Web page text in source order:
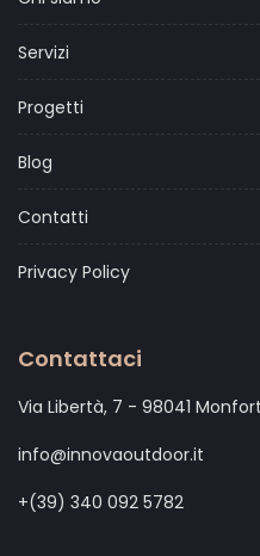
Servizi
Progetti
Blog
Contatti
Privacy Policy
Contattaci
Via Libertà, 7 - 98041
info@innovaoutdoor.it
+(39) 340 092 5782